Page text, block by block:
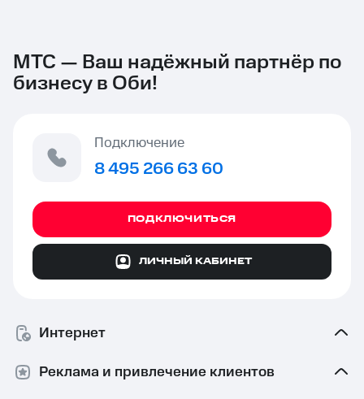
МТС — Ваш надёжный партнёр по
бизнесу в Оби!
Подключение
8 495 266 63 60
ПОДКЛЮЧИТЬСЯ
ЛИЧНЫЙ КАБИНЕТ
Интернет
Реклама и привлечение клиентов